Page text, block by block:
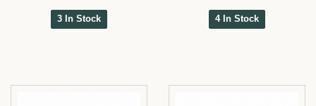
3 In Stock 4 In Stock